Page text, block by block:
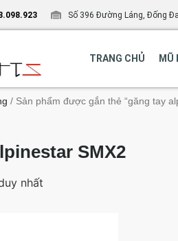
Số 396 Đường Láng, Đống
TRANG CHỦ MŨ
/ Sản phẩm được gắn thẻ “găng tay
SMX2
nhất